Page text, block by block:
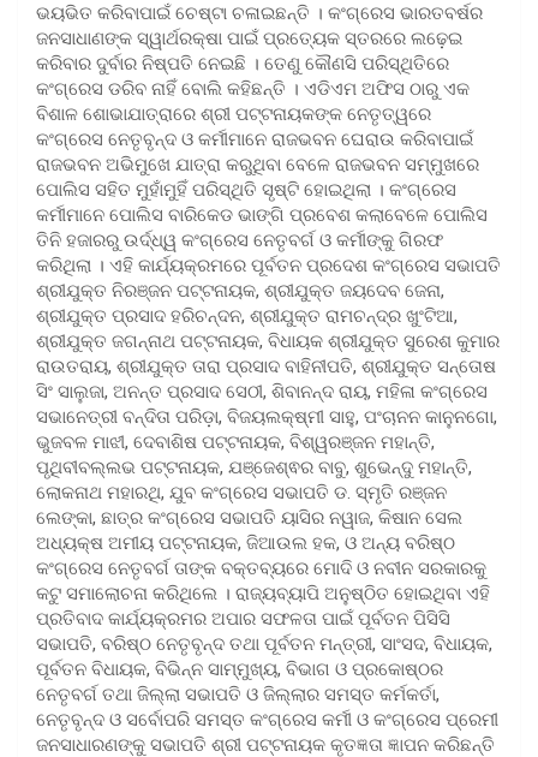
ଭୟଭିତ କରିବାପାଇଁ ଚେଷ୍ଟା ଚଳାଇଛନ୍ତି । କଂଗ୍ରେସ ଭାରତବର୍ଷର
ଜନସାଧାଣଙ୍କ ସ୍ୱାର୍ଥରକ୍ଷା ପାଇଁ ପ୍ରତ୍ୟେକ ସ୍ତରରେ ଲଢ଼େଇ
କରିବାର ଦୁର୍ବାର ନିଷ୍ପତି ନେଇଛି । ତେଣୁ କୌଣସି ପରିସ୍ଥିତିରେ
କଂଗ୍ରେସ ଡରିବ ନାହିଁ ବୋଲି କହିଛନ୍ତି । ଏଡିଏମ ଅଫିସ ଠାରୁ ଏକ
ବିଶାଳ ଶୋଭାଯାତ୍ରାରେ ଶ୍ରୀ ପଟ୍ଟନାୟକଙ୍କ ନେତୃତ୍ୱରେ
କଂଗ୍ରେସ ନେତୃବୃନ୍ଦ ଓ କର୍ମୀମାନେ ରାଜଭବନ ଘେରାଉ କରିବାପାଇଁ
ରାଜଭବନ ଅଭିମୁଖେ ଯାତ୍ରା କରୁଥିବା ବେଳେ ରାଜଭବନ ସମ୍ମୁଖରେ
ପୋଲିସ ସହିତ ମୁହାଁମୁହିଁ ପରିସ୍ଥିତି ସୃଷ୍ଟି ହୋଇଥିଲା । କଂଗ୍ରେସ
କର୍ମୀମାନେ ପୋଲିସ ବାରିକେଡ ଭାଙ୍ଗି ପ୍ରବେଶ କଲାବେଳେ ପୋଲିସ
ତିନି ହଜାରରୁ ଉର୍ଦ୍ଧ୍ୱ କଂଗ୍ରେସ ନେତୃବର୍ଗ ଓ କର୍ମୀଙ୍କୁ ଗିରଫ
କରିଥିଲା । ଏହି କାର୍ଯ୍ୟକ୍ରମରେ ପୂର୍ବତନ ପ୍ରଦେଶ କଂଗ୍ରେସ ସଭାପତି
ଶ୍ରୀଯୁକ୍ତ ନିରଞ୍ଜନ ପଟ୍ଟନାୟକ, ଶ୍ରୀଯୁକ୍ତ ଜୟଦେବ ଜେନା,
ଶ୍ରୀଯୁକ୍ତ ପ୍ରସାଦ ହରିଚନ୍ଦନ, ଶ୍ରୀଯୁକ୍ତ ରାମଚନ୍ଦ୍ର ଖୁଂଟିଆ,
ଶ୍ରୀଯୁକ୍ତ ଜଗନ୍ନାଥ ପଟ୍ଟନାୟକ, ବିଧାୟକ ଶ୍ରୀଯୁକ୍ତ ସୁରେଶ କୁମାର
ରାଉତରାୟ, ଶ୍ରୀଯୁକ୍ତ ତାରା ପ୍ରସାଦ ବାହିନୀପତି, ଶ୍ରୀଯୁକ୍ତ ସନ୍ତୋଷ
ସିଂ ସାଲୁଜା, ଅନନ୍ତ ପ୍ରସାଦ ସେଠୀ, ଶିବାନନ୍ଦ ରାୟ, ମହିଳା କଂଗ୍ରେସ
ସଭାନେତ୍ରୀ ବନ୍ଦିତା ପରିଡ଼ା, ବିଜୟଲକ୍ଷ୍ମୀ ସାହୁ, ପଂଚାନନ କାନୁନଗୋ,
ଭୁଜବଳ ମାଝୀ, ଦେବାଶିଷ ପଟ୍ଟନାୟକ, ବିଶ୍ୱରଞ୍ଜନ ମହାନ୍ତି,
ପୃଥିବୀବଲ୍ଲଭ ପଟ୍ଟନାୟକ, ଯଞ୍ଜେଶ୍ଵର ବାବୁ, ଶୁଭେନ୍ଦୁ ମହାନ୍ତି,
ଲୋକନାଥ ମହାରଥି, ଯୁବ କଂଗ୍ରେସ ସଭାପତି ଡ. ସ୍ମୃତି ରଞ୍ଜନ
ଲେଙ୍କା, ଛାତ୍ର କଂଗ୍ରେସ ସଭାପତି ୟାସିର ନୱାଜ, କିଷାନ ସେଲ
ଅଧ୍ୟକ୍ଷ ଅମୀୟ ପଟ୍ଟନାୟକ, ଜିଆଉଲ ହକ, ଓ ଅନ୍ୟ ବରିଷ୍ଠ
କଂଗ୍ରେସ ନେତୃବର୍ଗ ତାଙ୍କ ବକ୍ତବ୍ୟରେ ମୋଦି ଓ ନବୀନ ସରକାରକୁ
କଟୁ ସମାଲୋଚନା କରିଥିଲେ । ରାଜ୍ୟବ୍ୟାପି ଅନୁଷ୍ଠିତ ହୋଇଥିବା ଏହି
ପ୍ରତିବାଦ କାର୍ଯ୍ୟକ୍ରମର ଅପାର ସଫଳତା ପାଇଁ ପୂର୍ବତନ ପିସିସି
ସଭାପତି, ବରିଷ୍ଠ ନେତୃବୃନ୍ଦ ତଥା ପୂର୍ବତନ ମନ୍ତ୍ରୀ, ସାଂସଦ, ବିଧାୟକ,
ପୂର୍ବତନ ବିଧାୟକ, ବିଭିନ୍ନ ସାମ୍ମୁଖ୍ୟ, ବିଭାଗ ଓ ପ୍ରକୋଷ୍ଠର
ନେତୃବର୍ଗ ତଥା ଜିଲ୍ଲା ସଭାପତି ଓ ଜିଲ୍ଲାର ସମସ୍ତ କର୍ମକର୍ତା,
ନେତୃବୃନ୍ଦ ଓ ସର୍ବୋପରି ସମସ୍ତ କଂଗ୍ରେସ କର୍ମୀ ଓ କଂଗ୍ରେସ ପ୍ରେମୀ
ଜନସାଧାରଣଙ୍କୁ ସଭାପତି ଶ୍ରୀ ପଟ୍ଟନାୟକ କୃତଜ୍ଞତା ଜ୍ଞାପନ କରିଛନ୍ତି